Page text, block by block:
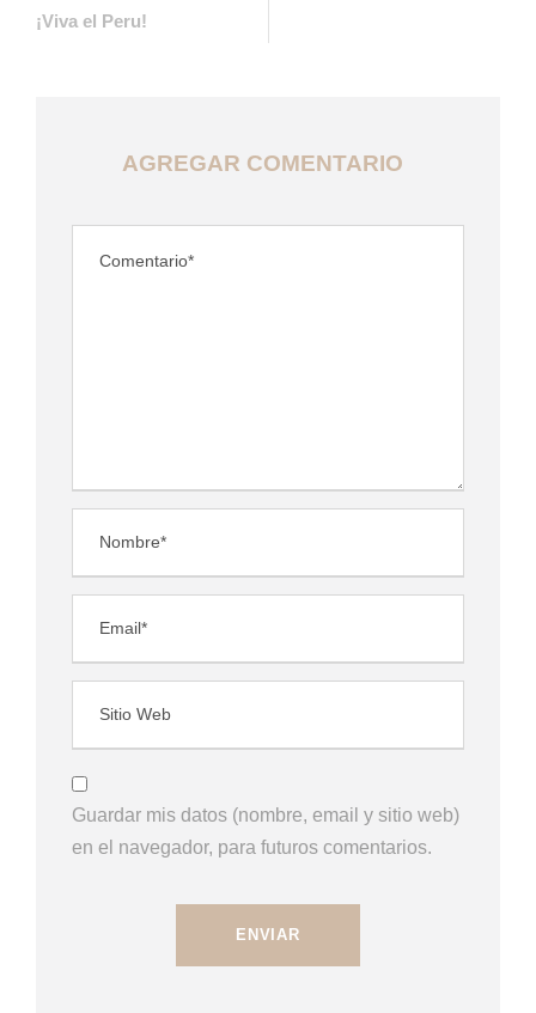
¡Viva el Peru!
AGREGAR COMENTARIO
Guardar mis datos (nombre, email y sitio web)
en el navegador, para futuros comentarios.